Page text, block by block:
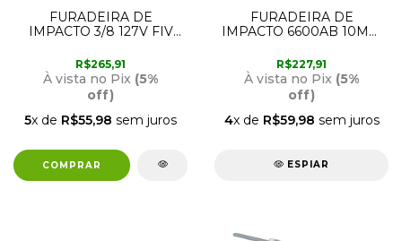
FURADEIRA DE
IMPACTO 3/8 127V FIV
R$265,91
À vista no Pix (5%
off)
5x de R$55,98 sem juros
FURADEIRA DE
IMPACTO 6600AB 10MM
R$227,91
À vista no Pix (5%
off)
4x de R$59,98 sem juros
ESPIAR